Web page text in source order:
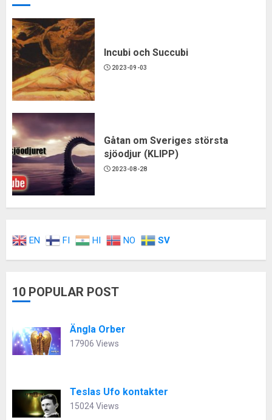
Incubi och Succubi
2023-09-03
Gåtan om Sveriges största
sjöodjur (KLIPP)
2023-08-28
EN FI HI NO SV
10 POPULAR POST
Ängla Orber
17906 Views
Teslas Ufo kontakter
15024 Views